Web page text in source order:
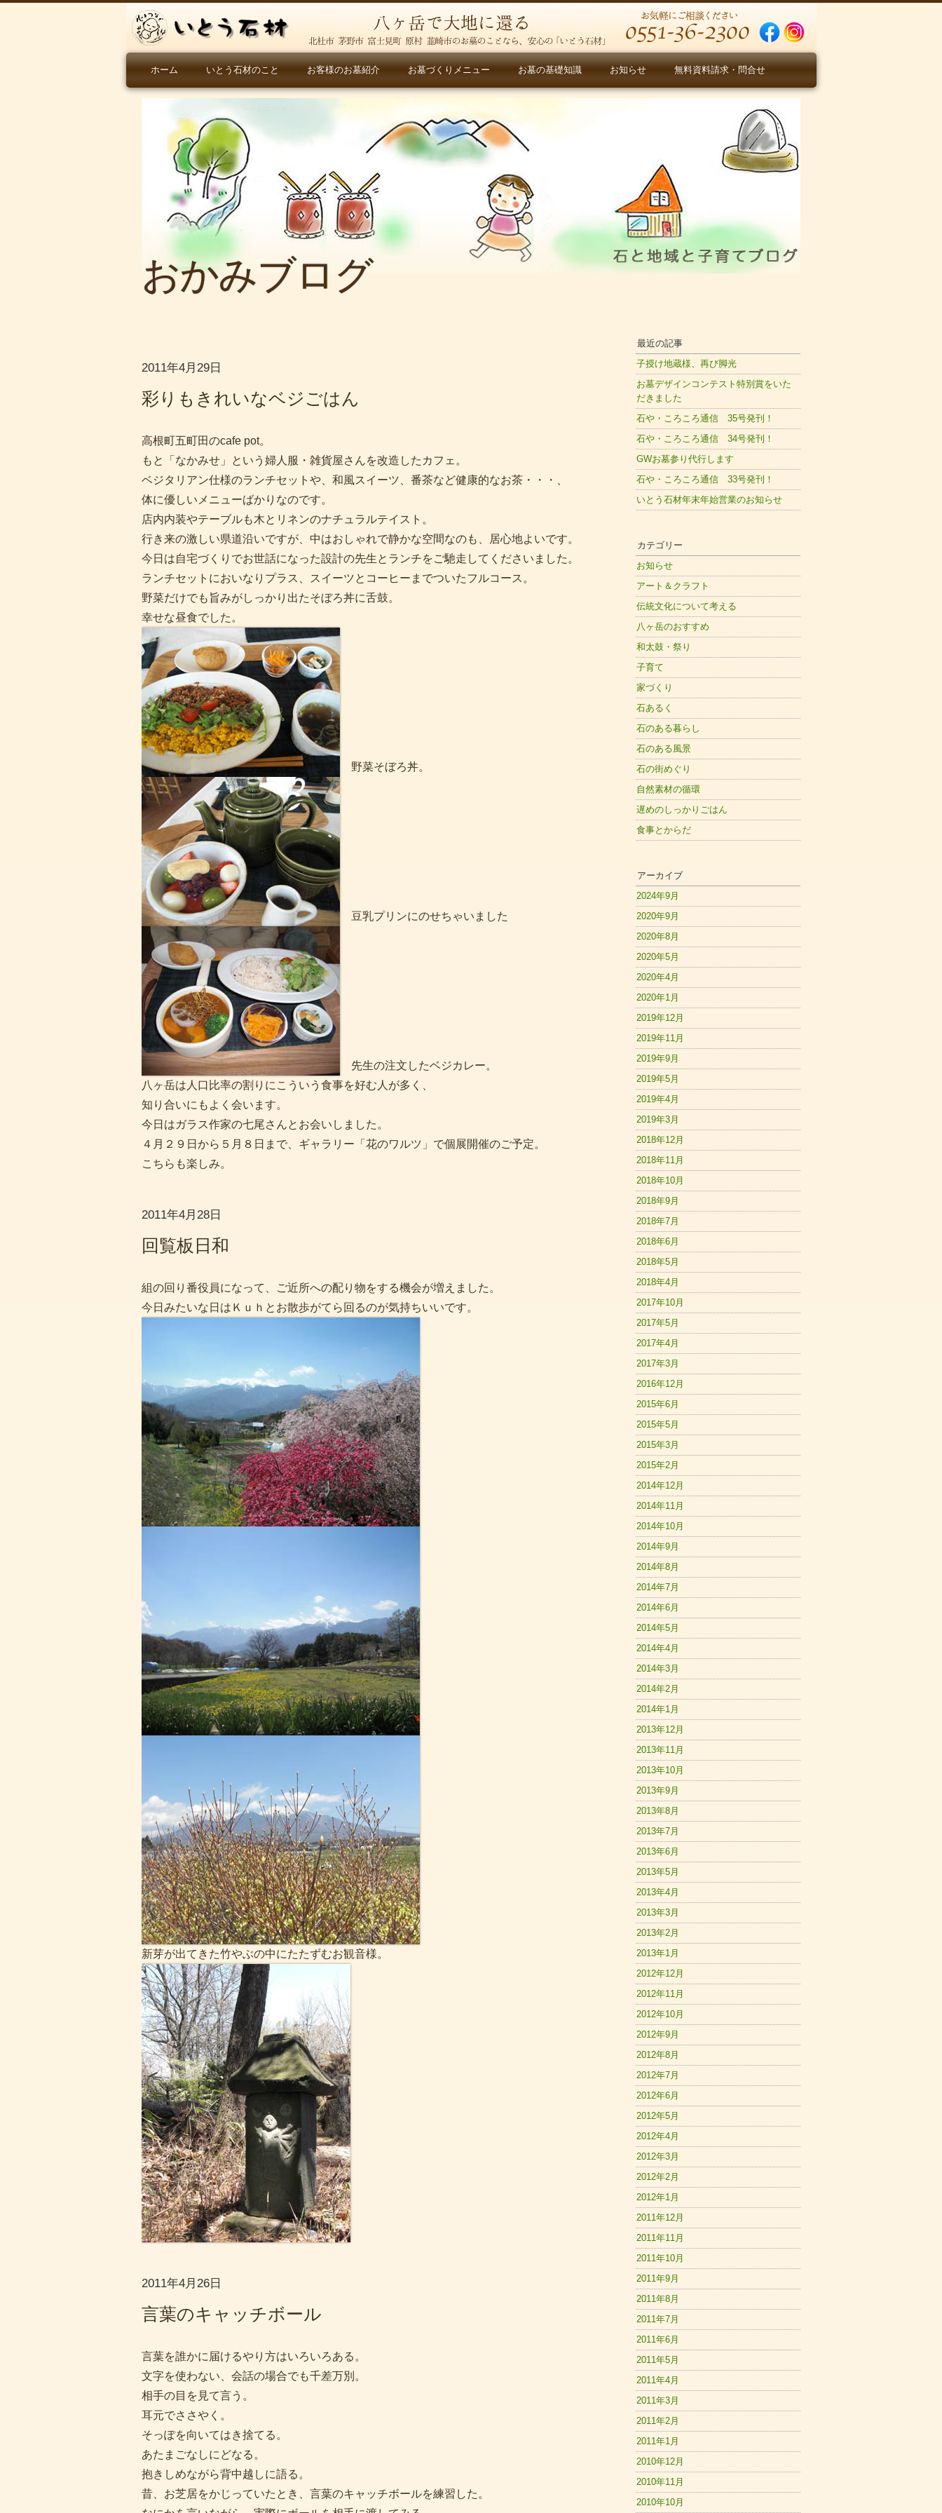
ホーム いとう石材のこと お客様のお墓紹介 お墓づくりメニュー お墓の基礎知識 お知らせ 無料資料請求・問合せ
おかみブログ
2011年4月29日
彩りもきれいなベジごはん
高根町五町田のcafe pot。
もと「なかみせ」という婦人服・雑貨屋さんを改造したカフェ。
ベジタリアン仕様のランチセットや、和風スイーツ、番茶など健康的なお茶・・・、
体に優しいメニューばかりなのです。
店内内装やテーブルも木とリネンのナチュラルテイスト。
行き来の激しい県道沿いですが、中はおしゃれで静かな空間なのも、居心地よいです。
今日は自宅づくりでお世話になった設計の先生とランチをご馳走してくださいました。
ランチセットにおいなりプラス、スイーツとコーヒーまでついたフルコース。
野菜だけでも旨みがしっかり出たそぼろ丼に舌鼓。
幸せな昼食でした。
野菜そぼろ丼。
豆乳プリンにのせちゃいました
先生の注文したベジカレー。
八ヶ岳は人口比率の割りにこういう食事を好む人が多く、
知り合いにもよく会います。
今日はガラス作家の七尾さんとお会いしました。
４月２９日から５月８日まで、ギャラリー「花のワルツ」で個展開催のご予定。
こちらも楽しみ。
2011年4月28日
回覧板日和
組の回り番役員になって、ご近所への配り物をする機会が増えました。
今日みたいな日はＫｕｈとお散歩がてら回るのが気持ちいいです。
新芽が出てきた竹やぶの中にたたずむお観音様。
2011年4月26日
言葉のキャッチボール
言葉を誰かに届けるやり方はいろいろある。
文字を使わない、会話の場合でも千差万別。
相手の目を見て言う。
耳元でささやく。
そっぽを向いてはき捨てる。
あたまごなしにどなる。
抱きしめながら背中越しに語る。
昔、お芝居をかじっていたとき、言葉のキャッチボールを練習した。
最近の記事
子授け地蔵様、再び脚光
お墓デザインコンテスト特別賞をいた
だきました
石や・ころころ通信 35号発刊！
石や・ころころ通信 34号発刊！
GWお墓参り代行します
石や・ころころ通信 33号発刊！
いとう石材年末年始営業のお知らせ
カテゴリー
お知らせ
アート＆クラフト
伝統文化について考える
八ヶ岳のおすすめ
和太鼓・祭り
子育て
家づくり
石あるく
石のある暮らし
石のある風景
石の街めぐり
自然素材の循環
遅めのしっかりごはん
食事とからだ
アーカイブ
2024年9月
2020年9月
2020年8月
2020年5月
2020年4月
2020年1月
2019年12月
2019年11月
2019年9月
2019年5月
2019年4月
2019年3月
2018年12月
2018年11月
2018年10月
2018年9月
2018年7月
2018年6月
2018年5月
2018年4月
2017年10月
2017年5月
2017年4月
2017年3月
2016年12月
2015年6月
2015年5月
2015年3月
2015年2月
2014年12月
2014年11月
2014年10月
2014年9月
2014年8月
2014年7月
2014年6月
2014年5月
2014年4月
2014年3月
2014年2月
2014年1月
2013年12月
2013年11月
2013年10月
2013年9月
2013年8月
2013年7月
2013年6月
2013年5月
2013年4月
2013年3月
2013年2月
2013年1月
2012年12月
2012年11月
2012年10月
2012年9月
2012年8月
2012年7月
2012年6月
2012年5月
2012年4月
2012年3月
2012年2月
2012年1月
2011年12月
2011年11月
2011年10月
2011年9月
2011年8月
2011年7月
2011年6月
2011年5月
2011年4月
2011年3月
2011年2月
2011年1月
2010年12月
2010年11月
2010年10月